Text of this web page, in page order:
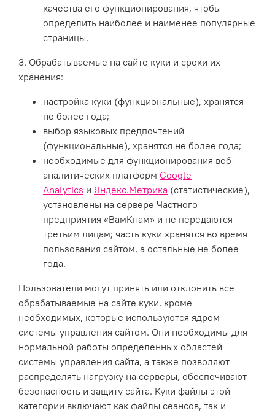
качества его функционирования, чтобы
определить наиболее и наименее популярные
страницы.
3. Обрабатываемые на сайте куки и сроки их
хранения:
настройка куки (функциональные), хранятся
не более года;
выбор языковых предпочтений
(функциональные), хранятся не более года;
необходимые для функционирования веб-
аналитических платформ Google
Analytics и Яндекс.Метрика (статистические),
установлены на сервере Частного
предприятия «ВамКнам» и не передаются
третьим лицам; часть куки хранятся во время
пользования сайтом, а остальные не более
года.
Пользователи могут принять или отклонить все
обрабатываемые на сайте куки, кроме
необходимых, которые используются ядром
системы управления сайтом. Они необходимы для
нормальной работы определенных областей
системы управления сайта, а также позволяют
распределять нагрузку на серверы, обеспечивают
безопасность и защиту сайта. Куки файлы этой
категории включают как файлы сеансов, так и